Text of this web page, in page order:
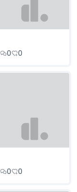
0 0
0 0